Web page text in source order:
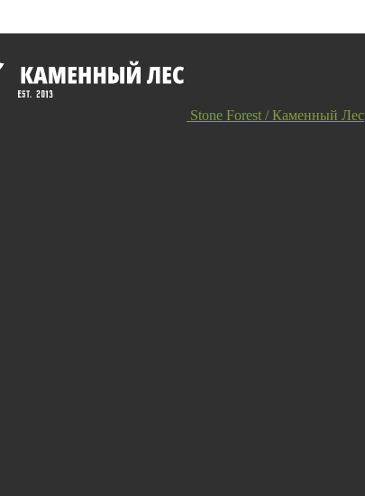
Stone Forest / Каменный Лес